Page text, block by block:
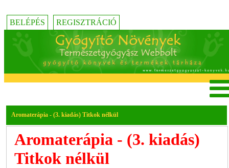
BELÉPÉS REGISZTRÁCIÓ
Aromaterápia - (3. kiadás) Titkok nélkül
Aromaterápia - (3. kiadás)
Titkok nélkül